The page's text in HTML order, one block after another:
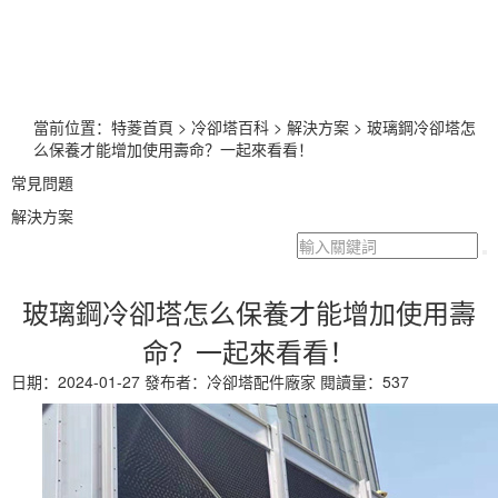
當前位置： 特菱首頁 > 冷卻塔百科 > 解決方案 > 玻璃鋼冷卻塔怎
么保養才能增加使用壽命？一起來看看！
常見問題
解決方案
玻璃鋼冷卻塔怎么保養才能增加使用壽
命？一起來看看！
日期： 2024-01-27 發布者： 冷卻塔配件廠家 閱讀量： 537